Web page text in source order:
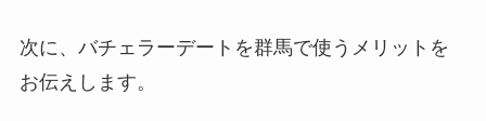
次に、バチェラーデートを群馬で使うメリットを
お伝えします。